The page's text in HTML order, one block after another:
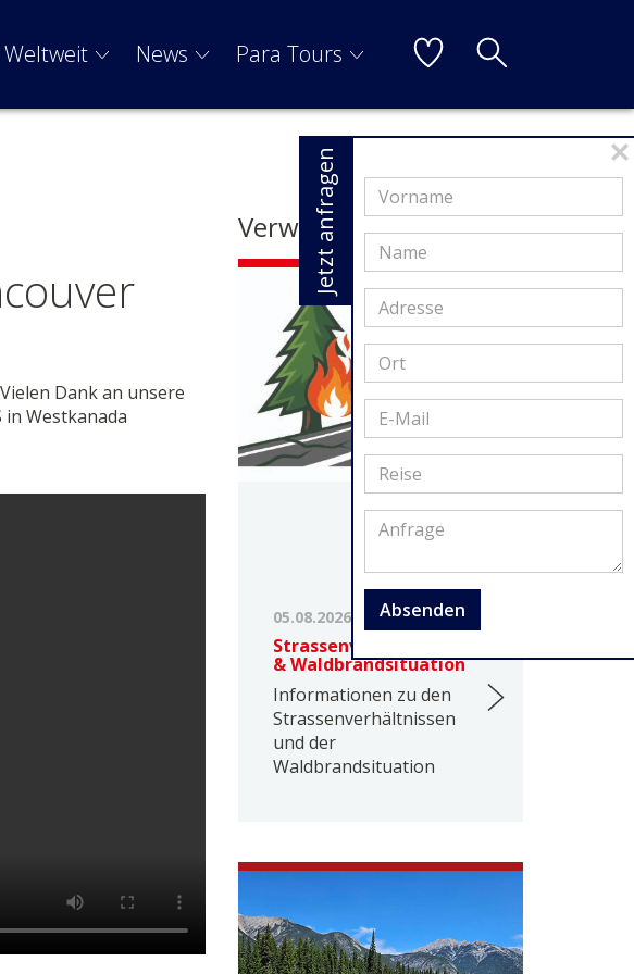
Weltweit News Para Tours
Dank an unsere
in Westkanada
Verwandte Artikel
05.08.2026
Strassenverhältnisse
& Waldbrandsituation
Informationen zu den
Strassenverhältnissen
und der
Waldbrandsituation
Jetzt anfragen
Absenden